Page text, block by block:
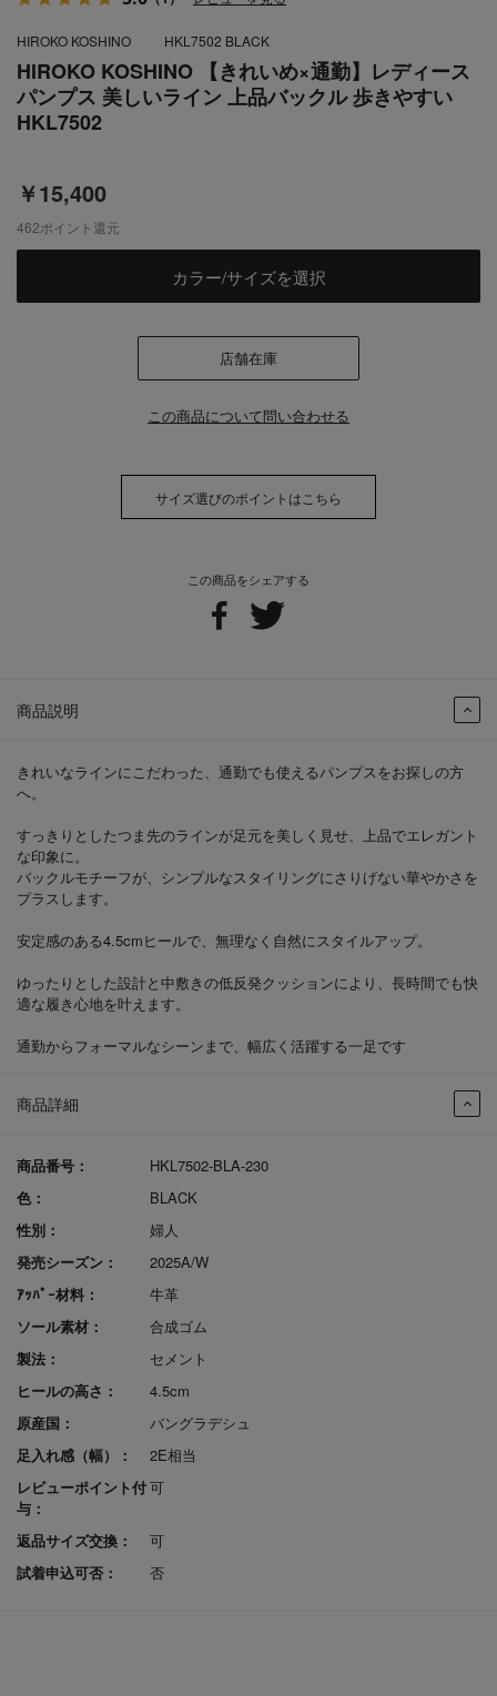
HIROKO KOSHINO 【きれいめ×通勤】レディース
パンプス 美しいライン 上品バックル 歩きやすい
HKL7502
￥15,400
商品詳細
商品番号：
HKL7502-BLA-230
色：
BLACK
性別：
婦人
発売シーズン：
2025A/W
ｱｯﾊﾟｰ材料：
牛革
ソール素材：
合成ゴム
製法：
セメント
ヒールの高さ：
4.5cm
原産国：
バングラデシュ
足入れ感（幅）：
2E相当
レビューポイント付
与：
可
返品サイズ交換：
可
試着申込可否：
否
この商品をシェアする
商品説明
きれいなラインにこだわった、通勤でも使えるパンプスをお探しの方
へ。
すっきりとしたつま先のラインが足元を美しく見せ、上品でエレガント
な印象に。
バックルモチーフが、シンプルなスタイリングにさりげない華やかさを
プラスします。
安定感のある4.5cmヒールで、無理なく自然にスタイルアップ。
ゆったりとした設計と中敷きの低反発クッションにより、長時間でも快
適な履き心地を叶えます。
通勤からフォーマルなシーンまで、幅広く活躍する一足です
HIROKO KOSHINO HKL7502 BLACK
462ポイント還元
カラー/サイズを選択
店舗在庫
この商品について問い合わせる
サイズ選びのポイントはこちら